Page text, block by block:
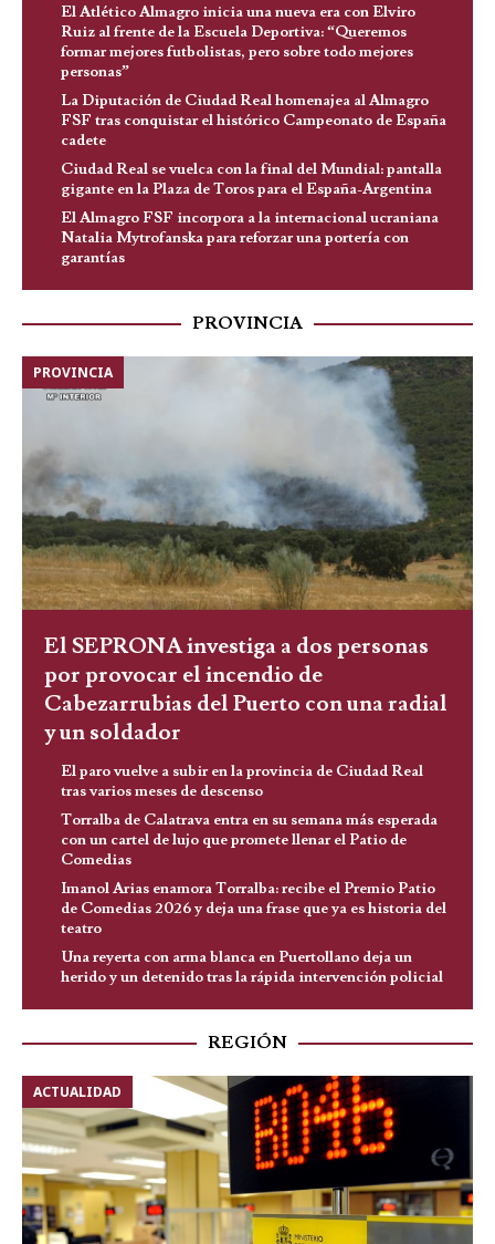
El Atlético Almagro inicia una nueva era con Elviro
Ruiz al frente de la Escuela Deportiva: “Queremos
formar mejores futbolistas, pero sobre todo mejores
personas”
La Diputación de Ciudad Real homenajea al Almagro
FSF tras conquistar el histórico Campeonato de España
cadete
Ciudad Real se vuelca con la final del Mundial: pantalla
gigante en la Plaza de Toros para el España-Argentina
El Almagro FSF incorpora a la internacional ucraniana
Natalia Mytrofanska para reforzar una portería con
garantías
PROVINCIA
PROVINCIA
El SEPRONA investiga a dos personas
por provocar el incendio de
Cabezarrubias del Puerto con una radial
y un soldador
El paro vuelve a subir en la provincia de Ciudad Real
tras varios meses de descenso
Torralba de Calatrava entra en su semana más esperada
con un cartel de lujo que promete llenar el Patio de
Comedias
Imanol Arias enamora Torralba: recibe el Premio Patio
de Comedias 2026 y deja una frase que ya es historia del
teatro
Una reyerta con arma blanca en Puertollano deja un
herido y un detenido tras la rápida intervención policial
REGIÓN
ACTUALIDAD